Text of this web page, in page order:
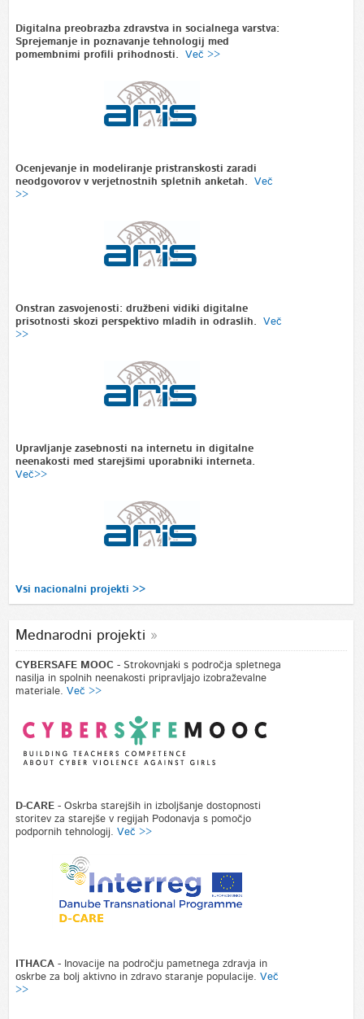
Digitalna preobrazba zdravstva in socialnega varstva:
Sprejemanje in poznavanje tehnologij med
pomembnimi profili prihodnosti.
Več >>
Ocenjevanje in modeliranje pristranskosti zaradi
neodgovorov v verjetnostnih spletnih anketah.
Več
>>
Onstran zasvojenosti: družbeni vidiki digitalne
prisotnosti skozi perspektivo mladih in odraslih.
Več
>>
Upravljanje zasebnosti na internetu in digitalne
neenakosti med starejšimi uporabniki interneta.
Več>>
Vsi nacionalni projekti >>
Mednarodni projekti
CYBERSAFE MOOC - Strokovnjaki s področja spletnega
nasilja in spolnih neenakosti pripravljajo izobraževalne
materiale. Več >>
D-CARE- Oskrba starejših in izboljšanje dostopnosti
storitev za starejše v regijah Podonavja s pomočjo
podpornih tehnologij. Več >>
ITHACA- Inovacije na področju pametnega zdravja in
oskrbe za bolj aktivno in zdravo staranje populacije. Več
>>